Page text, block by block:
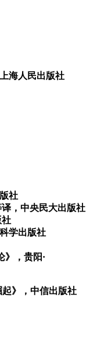
海人民出版社
社
，中央民大出版社
学出版社
》，贵阳·
》，中信出版社